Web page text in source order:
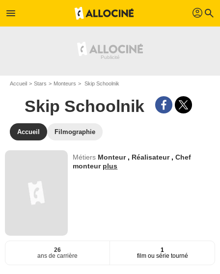
menu profil search
Accueil Stars Monteurs Skip Schoolnik
Skip Schoolnik
Accueil Filmographie
Métiers Monteur , Réalisateur ,Chef
monteur plus
26
ans de carrière
1
film ou série tourné